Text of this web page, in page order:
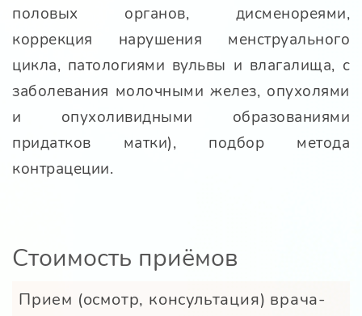
половых органов, дисменореями,
коррекция нарушения менструального
цикла, патологиями вульвы и влагалища, с
заболевания молочными желез, опухолями
и опухоливидными образованиями
придатков матки), подбор метода
контрацеции.
Стоимость приёмов
Прием (осмотр, консультация) врача-